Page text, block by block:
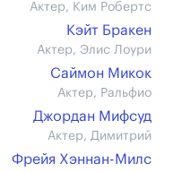
Актер, Ким Робертс
Кэйт Бракен
Актер, Элис Лоури
Саймон Микок
Актер, Ральфио
Джордан Мифсуд
Актер, Димитрий
Фрейя Хэннан-Милс